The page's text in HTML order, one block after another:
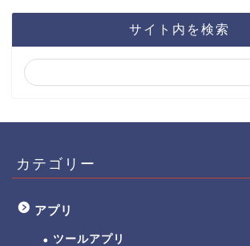
サイト内を検索
カテゴリー
アプリ
ツールアプリ